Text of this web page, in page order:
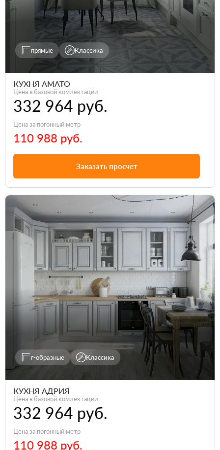
прямые Классика
КУХНЯ АМАТО
Цена в базовой комлектации
332 964 руб.
Цена за погонный метр
110 988 руб.
Заказать просчет
г-образные Классика
КУХНЯ АДРИЯ
Цена в базовой комлектации
332 964 руб.
Цена за погонный метр
110 988 руб.